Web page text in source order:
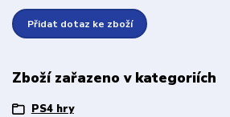
Přidat dotaz ke zboží
Zboží zařazeno v kategoriích
PS4 hry